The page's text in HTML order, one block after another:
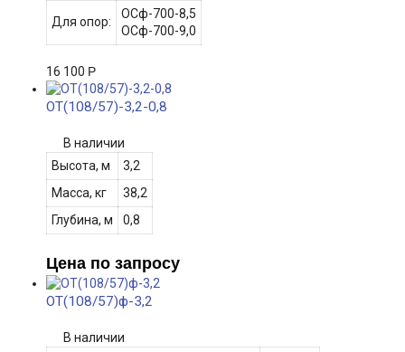
Для опор:
ОСф-700-8,5
ОСф-700-9,0
16 100 Р
ОТ(108/57)-3,2-0,8
В наличии
Высота, м
3,2
Масса, кг
38,2
Глубина, м
0,8
Цена по запросу
ОТ(108/57)ф-3,2
В наличии